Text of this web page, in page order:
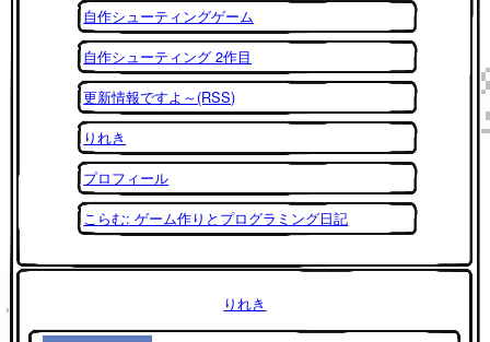
自作シューティングゲーム
自作シューティング 2作目
更新情報ですよ～(RSS)
りれき
プロフィール
こらむ: ゲーム作りとプログラミング日記
りれき